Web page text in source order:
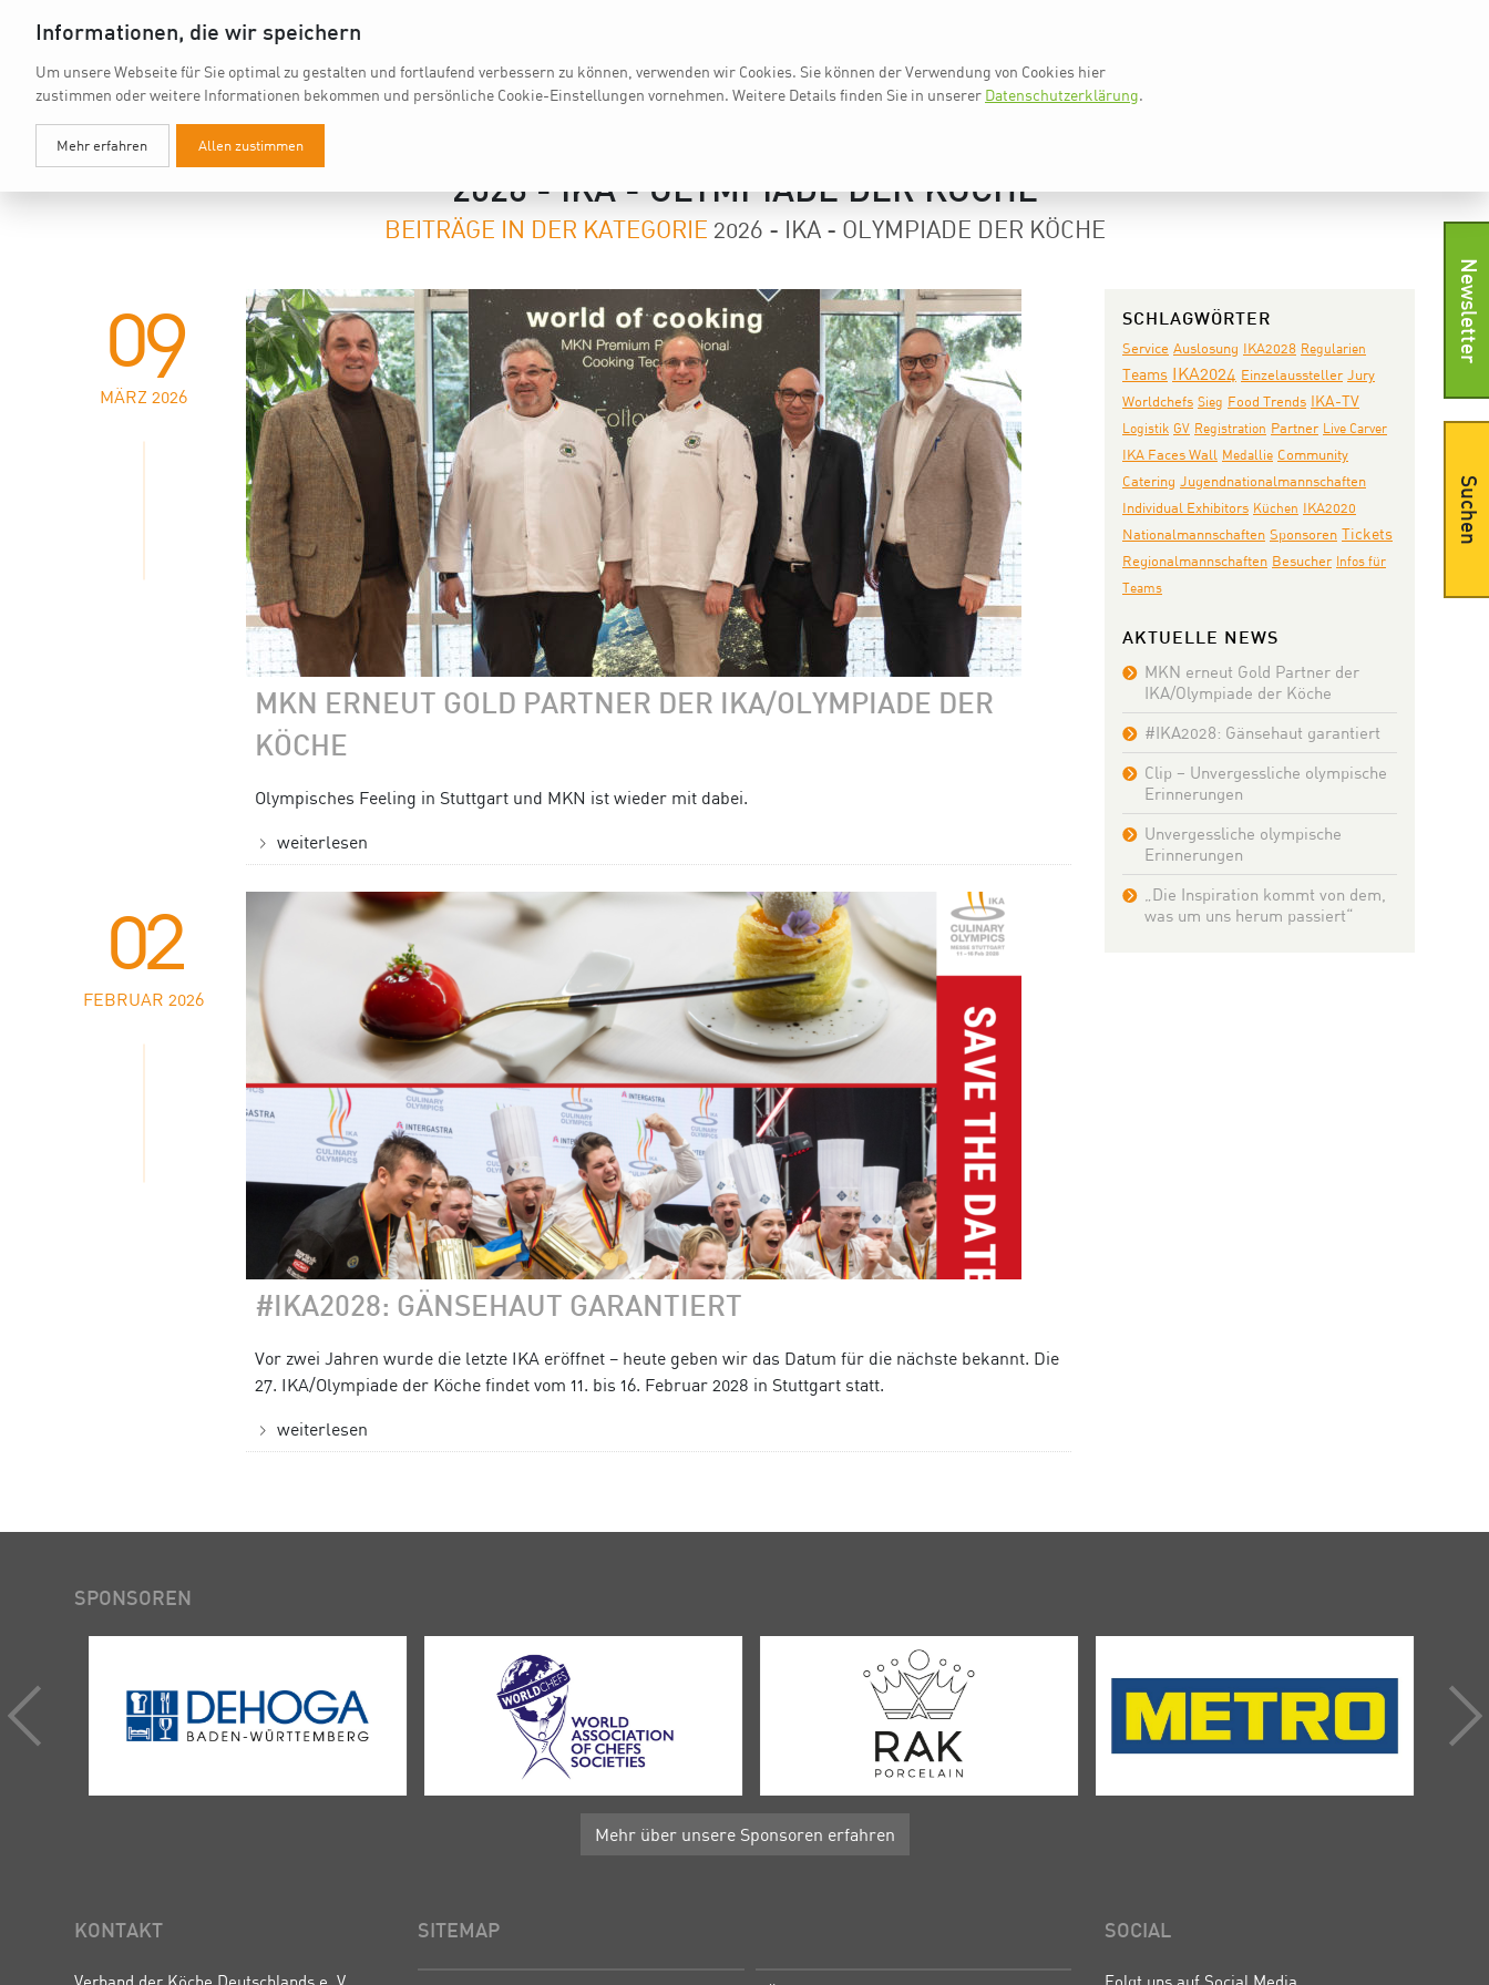
AUF EINEN BLICK IKA 2024 NEWS IKA TV PRESSE
2026 - IKA - OLYMPIADE DER KÖCHE
BEITRÄGE IN DER KATEGORIE 2026 - IKA - OLYMPIADE DER KÖCHE
09
MÄRZ 2026
MKN ERNEUT GOLD PARTNER DER IKA/OLYMPIADE DER
KÖCHE
Olympisches Feeling in Stuttgart und MKN ist wieder mit dabei.
weiterlesen
02
FEBRUAR 2026
#IKA2028: GÄNSEHAUT GARANTIERT
Vor zwei Jahren wurde die letzte IKA eröffnet – heute geben wir das Datum für die nächste bekannt. Die
27. IKA/Olympiade der Köche findet vom 11. bis 16. Februar 2028 in Stuttgart statt.
weiterlesen
SCHLAGWÖRTER
Service Auslosung IKA2028 Regularien
Teams IKA2024 Einzelaussteller Jury
Worldchefs Sieg Food Trends IKA-TV
Logistik GV Registration Partner Live Carver
IKA Faces Wall Medallie Community
Catering Jugendnationalmannschaften
Individual Exhibitors Küchen IKA2020
Nationalmannschaften Sponsoren Tickets
Regionalmannschaften Besucher Infos für
Teams
AKTUELLE NEWS
MKN erneut Gold Partner der
IKA/Olympiade der Köche
#IKA2028: Gänsehaut garantiert
Clip – Unvergessliche olympische
Erinnerungen
Unvergessliche olympische
Erinnerungen
„Die Inspiration kommt von dem,
was um uns herum passiert“
Newsletter
Suchen
SPONSOREN
Mehr über unsere Sponsoren erfahren
KONTAKT
Verband der Köche Deutschlands e. V.
SITEMAP SOCIAL
Folgt uns auf Social Media.
Informationen, die wir speichern
Um unsere Webseite für Sie optimal zu gestalten und fortlaufend verbessern zu können, verwenden wir Cookies. Sie können der Verwendung von Cookies hier
zustimmen oder weitere Informationen bekommen und persönliche Cookie-Einstellungen vornehmen. Weitere Details finden Sie in unserer Datenschutzerklärung.
Mehr erfahren Allen zustimmen